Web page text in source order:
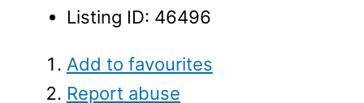
Listing ID: 46496
Add to favourites
Report abuse